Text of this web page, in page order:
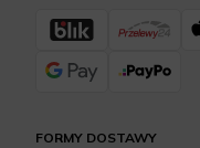
FORMY DOSTAWY